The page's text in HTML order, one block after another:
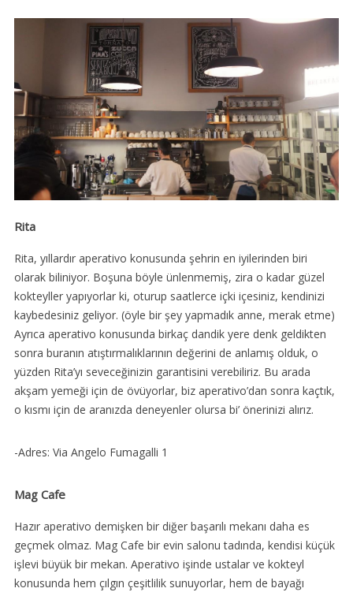
Rita
Rita, yıllardır aperativo konusunda şehrin en iyilerinden biri
olarak biliniyor. Boşuna böyle ünlenmemiş, zira o kadar güzel
kokteyller yapıyorlar ki, oturup saatlerce içki içesiniz, kendinizi
kaybedesiniz geliyor. (öyle bir şey yapmadık anne, merak etme)
Ayrıca aperativo konusunda birkaç dandik yere denk geldikten
sonra buranın atıştırmalıklarının değerini de anlamış olduk, o
yüzden Rita’yı seveceğinizin garantisini verebiliriz. Bu arada
akşam yemeği için de övüyorlar, biz aperativo’dan sonra kaçtık,
o kısmı için de aranızda deneyenler olursa bi’ önerinizi alırız.
-Adres: Via Angelo Fumagalli 1
Mag Cafe
Hazır aperativo demişken bir diğer başarılı mekanı daha es
geçmek olmaz. Mag Cafe bir evin salonu tadında, kendisi küçük
işlevi büyük bir mekan. Aperativo işinde ustalar ve kokteyl
konusunda hem çılgın çeşitlilik sunuyorlar, hem de bayağı